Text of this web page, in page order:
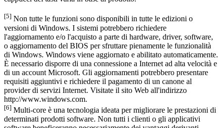
[5] Non tutte le funzioni sono disponibili in tutte le edizioni o
versioni di Windows. I sistemi potrebbero richiedere
l'aggiornamento e/o l'acquisto a parte di hardware, driver, software,
o aggiornamento del BIOS per sfruttare pienamente le funzionalità
di Windows. Windows viene aggiornato e abilitato automaticamente.
È necessario disporre di una connessione a Internet ad alta velocità e
di un account Microsoft. Gli aggiornamenti potrebbero presentare
requisiti aggiuntivi e richiedere il pagamento di un canone al
provider di servizi Internet. Visitate il sito Web all'indirizzo
http://www.windows.com.
[6] Multi-core è una tecnologia ideata per migliorare le prestazioni di
determinati prodotti software. Non tutti i clienti o gli applicativi